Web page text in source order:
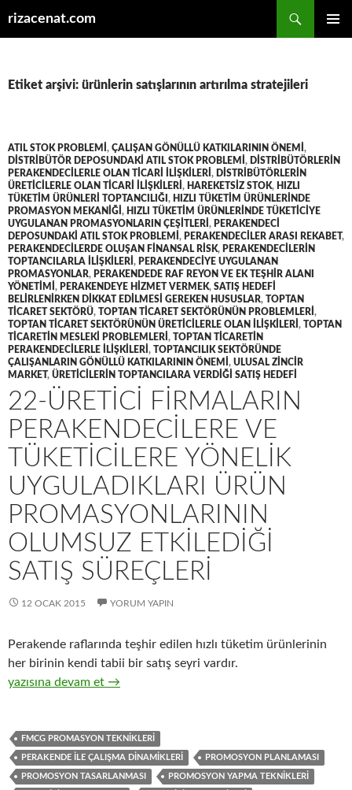
rizacenat.com
Etiket arşivi: ürünlerin satışlarının artırılma stratejileri
ATIL STOK PROBLEMI , ÇALIŞAN GÖNÜLLÜ KATKILARININ ÖNEMI ,
DISTRIBÜTÖR DEPOSUNDAKI ATIL STOK PROBLEMI , DISTRIBÜTÖRLERIN
PERAKENDECILERLE OLAN TICARI ILIŞKILERI , DISTRIBÜTÖRLERIN
ÜRETICILERLE OLAN TICARI ILIŞKILERI , HAREKETSIZ STOK, HIZLI
TÜKETIM ÜRÜNLERI TOPTANCILIĞI , HIZLI TÜKETIM ÜRÜNLERINDE
PROMASYON MEKANIĞI , HIZLI TÜKETIM ÜRÜNLERINDE TÜKETICIYE
UYGULANAN PROMASYONLARIN ÇEŞITLERI , PERAKENDECI
DEPOSUNDAKI ATIL STOK PROBLEMI , PERAKENDECILER ARASI REKABET,
PERAKENDECILERDE OLUŞAN FINANSAL RISK, PERAKENDECILERIN
TOPTANCILARLA ILIŞKILERI , PERAKENDECIYE UYGULANAN
PROMASYONLAR, PERAKENDEDE RAF REYON VE EK TEŞHIR ALANI
YÖNETIMI , PERAKENDEYE HIZMET VERMEK, SATIŞ HEDEFI
BELIRLENIRKEN DIKKAT EDILMESI GEREKEN HUSUSLAR, TOPTAN
TICARET SEKTÖRÜ, TOPTAN TICARET SEKTÖRÜNÜN PROBLEMLERI ,
TOPTAN TICARET SEKTÖRÜNÜN ÜRETICILERLE OLAN ILIŞKILERI , TOPTAN
TICARETIN MESLEKI PROBLEMLERI , TOPTAN TICARETIN
PERAKENDECILERLE ILIŞKILERI , TOPTANCILIK SEKTÖRÜNDE
ÇALIŞANLARIN GÖNÜLLÜ KATKILARININ ÖNEMI , ULUSAL ZINCIR
MARKET, ÜRETICILERIN TOPTANCILARA VERDIĞI SATIŞ HEDEFI
22-ÜRETICI FIRMALARIN
PERAKENDECILERE VE
TÜKETICILERE YÖNELIK
UYGULADIKLARI ÜRÜN
PROMASYONLARININ
OLUMSUZ ETKILEDIĞI
SATIŞ SÜREÇLERI
12 OCAK 2015 YORUM YAPIN
Perakende raflarında teşhir edilen hızlı tüketim ürünlerinin
her birinin kendi tabii bir satış seyri vardır.
22-Üretici firmaların perakendecilere ve tüketicilere yönelik
yazısına devam et →
FMCG PROMASYON TEKNIKLERI
PERAKENDE ILE ÇALIŞMA DINAMIKLERI PROMOSYON PLANLAMASI
PROMOSYON TASARLANMASI PROMOSYON YAPMA TEKNIKLERI